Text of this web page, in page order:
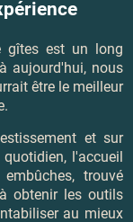
gîtes est un long
aujourd'hui, nous
être le meilleur
et sur
l'accueil
trouvé
obtenir les outils
au mieux